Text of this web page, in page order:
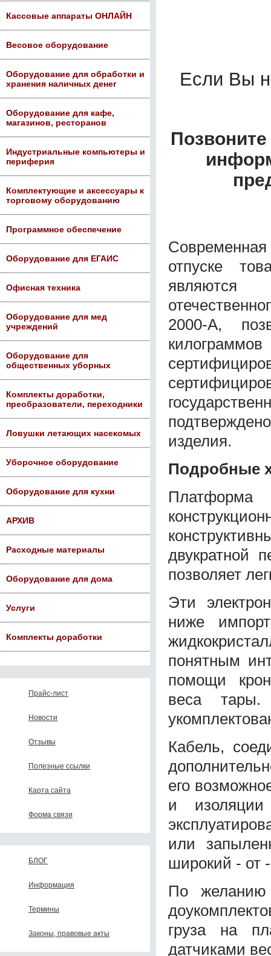
Кассовые аппараты ОНЛАЙН
Весовое оборудование
Оборудование для обработки и
хранения наличных денег
Оборудование для кафе,
магазинов, ресторанов
Индустриальные компьютеры и
периферия
Комплектующие и аксессуары к
торговому оборудованию
Программное обеспечение
Оборудование для ЕГАИС
Офисная техника
Оборудование для мед
учреждений
Оборудование для
общественных уборных
Комплекты доработки,
преобразователи, переходники
Ловушки летающих насекомых
Уборочное оборудование
Оборудование для кухни
АРХИВ
Расходные материалы
Оборудование для дома
Услуги
Комплекты доработки
Прайс-лист
Новости
Отзывы
Полезные ссылки
Карта сайта
Форма связи
БЛОГ
Информация
Термины
Законы, правовые акты
Если Вы
отпуске
являются
2000-A,
изделия.
Подробные
двукратной
позволяет
Эти
ниже
понятным
помощи
веса
Кабель,
его
и
или
широкий - от
По желанию
груза на
датчиками